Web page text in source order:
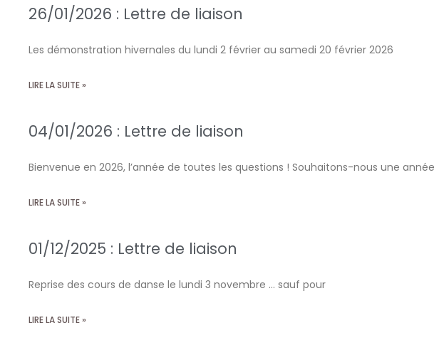
26/01/2026 : Lettre de liaison
Les démonstration hivernales du lundi 2 février au samedi 20 février 2026
LIRE LA SUITE »
04/01/2026 : Lettre de liaison
Bienvenue en 2026, l’année de toutes les questions ! Souhaitons-nous une année
LIRE LA SUITE »
01/12/2025 : Lettre de liaison
Reprise des cours de danse le lundi 3 novembre … sauf pour
LIRE LA SUITE »